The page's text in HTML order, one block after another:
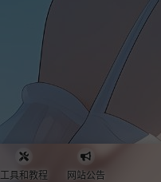
工具和教程 网站公告